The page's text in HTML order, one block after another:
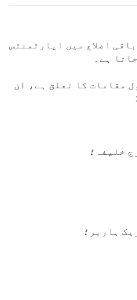
اضلاع میں اپارٹمنٹس
ہے۔
مقامات کا تعلق ہے، ان
خلیفہ؛
ہاربر؛